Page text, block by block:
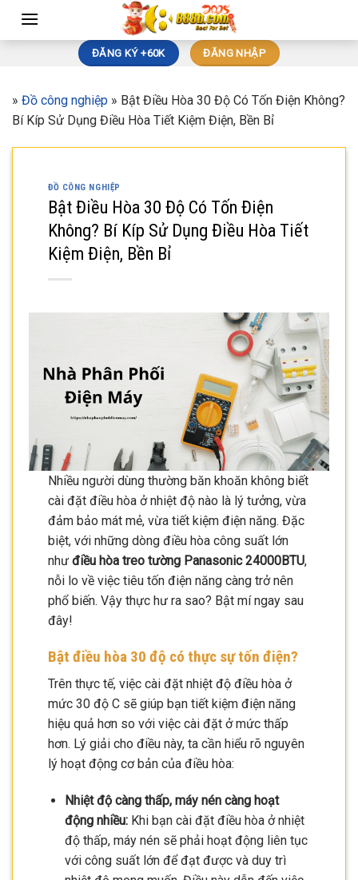
ĐĂNG KÝ +60K ĐĂNG NHẬP
» Đồ công nghiệp » Bật Điều Hòa 30 Độ Có Tốn Điện Không?
Bí Kíp Sử Dụng Điều Hòa Tiết Kiệm Điện, Bền Bỉ
ĐỒ CÔNG NGHIỆP
Bật Điều Hòa 30 Độ Có Tốn Điện
Không? Bí Kíp Sử Dụng Điều Hòa Tiết
Kiệm Điện, Bền Bỉ
Nhiều người dùng thường băn khoăn không biết
cài đặt điều hòa ở nhiệt độ nào là lý tưởng, vừa
đảm bảo mát mẻ, vừa tiết kiệm điện năng. Đặc
biệt, với những dòng điều hòa công suất lớn
như điều hòa treo tường Panasonic 24000BTU,
nỗi lo về việc tiêu tốn điện năng càng trở nên
phổ biến. Vậy thực hư ra sao? Bật mí ngay sau
đây!
Bật điều hòa 30 độ có thực sự tốn điện?
Trên thực tế, việc cài đặt nhiệt độ điều hòa ở
mức 30 độ C sẽ giúp bạn tiết kiệm điện năng
hiệu quả hơn so với việc cài đặt ở mức thấp
hơn. Lý giải cho điều này, ta cần hiểu rõ nguyên
lý hoạt động cơ bản của điều hòa:
Nhiệt độ càng thấp, máy nén càng hoạt
động nhiều:Khi bạn cài đặt điều hòa ở nhiệt
độ thấp, máy nén sẽ phải hoạt động liên tục
với công suất lớn để đạt được và duy trì